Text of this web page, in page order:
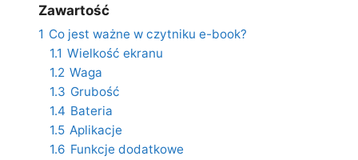
Zawartość
1 Co jest ważne w czytniku e-book?
1.1 Wielkość ekranu
1.2 Waga
1.3 Grubość
1.4 Bateria
1.5 Aplikacje
1.6 Funkcje dodatkowe